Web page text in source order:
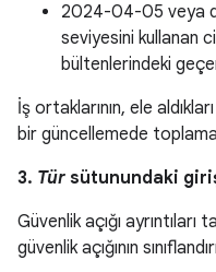
2024-04-05 veya
seviyesini kullanan
bültenlerindeki
İş ortaklarının, ele
bir güncellemede
3. Tür sütunundaki
Güvenlik açığı ayrıntıları
güvenlik açığının